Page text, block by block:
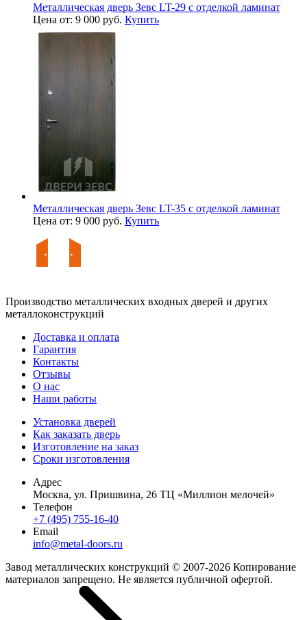
Металлическая дверь Зевс LT-29 с отделкой ламинат
Цена от: 9 000 руб. Купить
Металлическая дверь Зевс LT-35 с отделкой ламинат
Цена от: 9 000 руб. Купить
Производство металлических входных дверей и других
металлоконструкций
Доставка и оплата
Гарантия
Контакты
Отзывы
О нас
Наши работы
Установка дверей
Как заказать дверь
Изготовление на заказ
Сроки изготовления
Адрес
Москва, ул. Пришвина, 26 ТЦ «Миллион мелочей»
Телефон
+7 (495) 755-16-40
Email
info@metal-doors.ru
Завод металлических конструкций © 2007-2026 Копирование
материалов запрещено. Не является публичной офертой.